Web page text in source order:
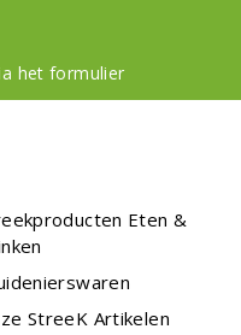
het formulier
Eten &
StreeK Artikelen